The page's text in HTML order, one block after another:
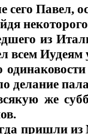
сего Павел,
из
всем
делание
же
пришли